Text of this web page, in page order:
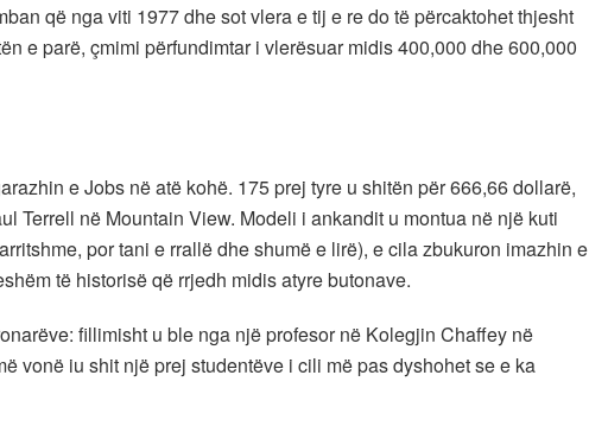
që nga viti 1977 dhe sot vlera e tij e re do të përcaktohet thjesht
e parë, çmimi përfundimtar i vlerësuar midis 400,000 dhe 600,000
e Jobs në atë kohë. 175 prej tyre u shitën për 666,66 dollarë,
Terrell në Mountain View. Modeli i ankandit u montua në një kuti
por tani e rrallë dhe shumë e lirë), e cila zbukuron imazhin e
të historisë që rrjedh midis atyre butonave.
fillimisht u ble nga një profesor në Kolegjin Chaffey në
vonë iu shit një prej studentëve i cili më pas dyshohet se e ka